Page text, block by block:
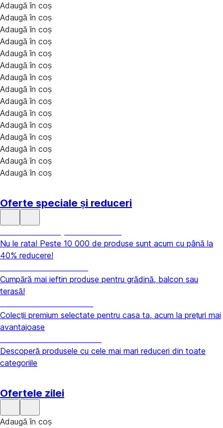
Adaugă în coș
Adaugă în coș
Adaugă în coș
Adaugă în coș
Adaugă în coș
Adaugă în coș
Adaugă în coș
Adaugă în coș
Adaugă în coș
Adaugă în coș
Adaugă în coș
Adaugă în coș
Adaugă în coș
Adaugă în coș
Adaugă în coș
Oferte speciale și reduceri
Nu le rata! Peste 10 000 de produse sunt acum cu până la
40% reducere!
Cumpără mai ieftin produse pentru grădină, balcon sau
terasă!
Colecții premium selectate pentru casa ta, acum la prețuri mai
avantajoase
Descoperă produsele cu cele mai mari reduceri din toate
categoriile
Ofertele zilei
Adaugă în coș